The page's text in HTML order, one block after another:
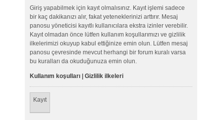
Giriş yapabilmek için kayıt olmalısınız. Kayıt işlemi sadece
bir kaç dakikanızı alır, fakat yeteneklerinizi arttırır. Mesaj
panosu yöneticisi kayıtlı kullanıcılara ekstra izinler verebilir.
Kayıt olmadan önce lütfen kullanım koşullarımızı ve gizlilik
ilkelerimizi okuyup kabul ettiğinize emin olun. Lütfen mesaj
panosu çevresinde mevcut herhangi bir forum kuralı varsa
bu kuralları da okuduğunuza emin olun.
Kullanım koşulları| Gizlilik ilkeleri
Kayıt